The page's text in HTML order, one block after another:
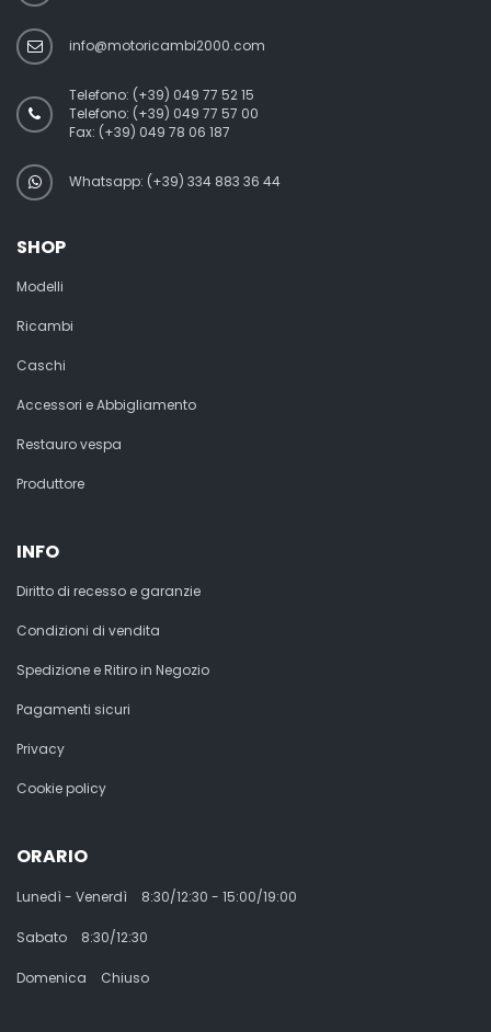
info@motoricambi2000.com
Telefono: (+39) 049 77 52 15
Telefono: (+39) 049 77 57 00
Fax: (+39) 049 78 06 187
Whatsapp: (+39) 334 883 36 44
SHOP
Modelli
Ricambi
Caschi
Accessori e Abbigliamento
Restauro vespa
Produttore
INFO
Diritto di recesso e garanzie
Condizioni di vendita
Spedizione e Ritiro in Negozio
Pagamenti sicuri
Privacy
Cookie policy
ORARIO
Lunedì - Venerdì 8:30/12:30 - 15:00/19:00
Sabato 8:30/12:30
Domenica Chiuso